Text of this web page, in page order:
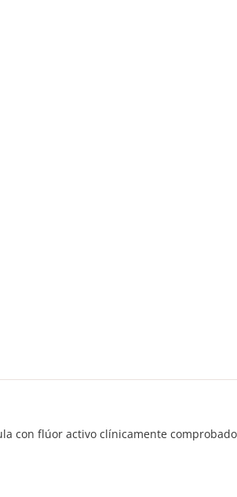
con flúor activo clínicamente